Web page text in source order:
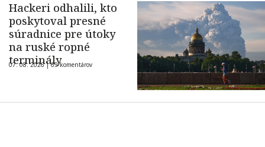
Hackeri odhalili, kto
poskytoval presné
súradnice pre útoky
na ruské ropné
terminály
07. 08. 2026 |69 komentárov